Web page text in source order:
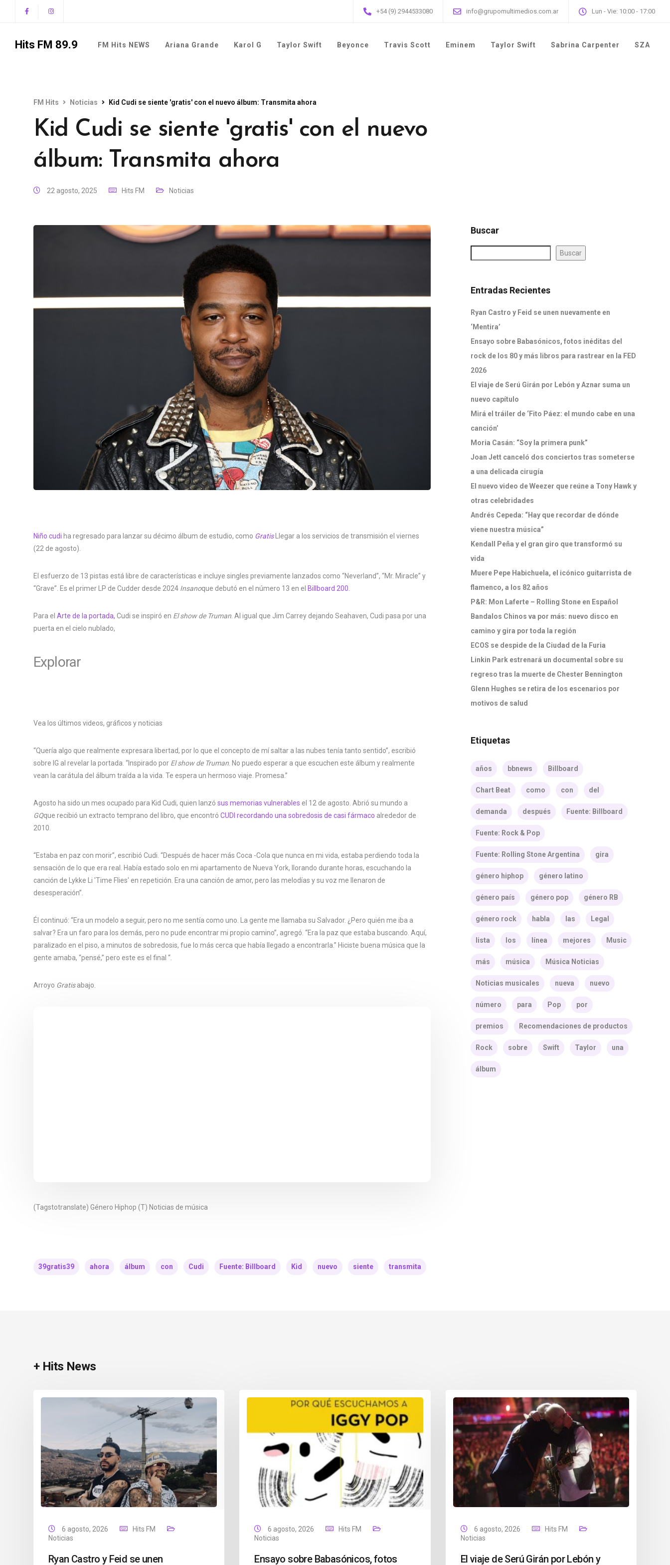
+54 (9) 2944533080 info@grupomultimedios.com.ar Lun - Vie: 10:00 - 17:00
Hits FM 89.9 FM Hits NEWS Ariana Grande Karol G Taylor Swift Beyonce Travis Scott Eminem Taylor Swift Sabrina Carpenter SZA
FM Hits Noticias Kid Cudi se siente 'gratis' con el nuevo álbum: Transmita ahora
Kid Cudi se siente 'gratis' con el nuevo
álbum: Transmita ahora
22 agosto, 2025 Hits FM Noticias
Niño cudi ha regresado para lanzar su décimo álbum de estudio, como GratisLlegar a los servicios de transmisión el viernes
(22 de agosto).
El esfuerzo de 13 pistas está libre de características e incluye singles previamente lanzados como “Neverland”, “Mr. Miracle” y
“Grave”. Es el primer LP de Cudder desde 2024 Insanoque debutó en el número 13 en el Billboard 200.
Para el Arte de la portada, Cudi se inspiró en El show de Truman . Al igual que Jim Carrey dejando Seahaven, Cudi pasa por una
puerta en el cielo nublado,
Explorar
Vea los últimos videos, gráficos y noticias
“Quería algo que realmente expresara libertad, por lo que el concepto de mí saltar a las nubes tenía tanto sentido”, escribió
sobre IG al revelar la portada. “Inspirado por El show de Truman . No puedo esperar a que escuchen este álbum y realmente
vean la carátula del álbum traída a la vida. Te espera un hermoso viaje. Promesa.”
Agosto ha sido un mes ocupado para Kid Cudi, quien lanzó sus memorias vulnerables el 12 de agosto. Abrió su mundo a
GQque recibió un extracto temprano del libro, que encontró CUDI recordando una sobredosis de casi fármaco alrededor de
2010.
“Estaba en paz con morir”, escribió Cudi. “Después de hacer más Coca -Cola que nunca en mi vida, estaba perdiendo toda la
sensación de lo que era real. Había estado solo en mi apartamento de Nueva York, llorando durante horas, escuchando la
canción de Lykke Li 'Time Flies' en repetición. Era una canción de amor, pero las melodías y su voz me llenaron de
desesperación”.
Él continuó: “Era un modelo a seguir, pero no me sentía como uno. La gente me llamaba su Salvador. ¿Pero quién me iba a
salvar? Era un faro para los demás, pero no pude encontrar mi propio camino”, agregó. “Era la paz que estaba buscando. Aquí,
paralizado en el piso, a minutos de sobredosis, fue lo más cerca que había llegado a encontrarla.” Hiciste buena música que la
gente amaba, “pensé,” pero este es el final “.
Arroyo Gratisabajo.
(Tagstotranslate) Género Hiphop (T) Noticias de música
39gratis39 ahora álbum con Cudi Fuente: Billboard Kid nuevo siente transmita
Buscar
Buscar
Entradas Recientes
Ryan Castro y Feid se unen nuevamente en
‘Mentira’
Ensayo sobre Babasónicos, fotos inéditas del
rock de los 80 y más libros para rastrear en la FED
2026
El viaje de Serú Girán por Lebón y Aznar suma un
nuevo capítulo
Mirá el tráiler de ‘Fito Páez: el mundo cabe en una
canción’
Moria Casán: “Soy la primera punk”
Joan Jett canceló dos conciertos tras someterse
a una delicada cirugía
El nuevo video de Weezer que reúne a Tony Hawk y
otras celebridades
Andrés Cepeda: “Hay que recordar de dónde
viene nuestra música”
Kendall Peña y el gran giro que transformó su
vida
Muere Pepe Habichuela, el icónico guitarrista de
flamenco, a los 82 años
P&R: Mon Laferte – Rolling Stone en Español
Bandalos Chinos va por más: nuevo disco en
camino y gira por toda la región
ECOS se despide de la Ciudad de la Furia
Linkin Park estrenará un documental sobre su
regreso tras la muerte de Chester Bennington
Glenn Hughes se retira de los escenarios por
motivos de salud
Etiquetas
años bbnews Billboard
Chart Beat como con del
demanda después Fuente: Billboard
Fuente: Rock & Pop
Fuente: Rolling Stone Argentina gira
género hiphop género latino
género país género pop género RB
género rock habla las Legal
lista los línea mejores Music
más música Música Noticias
Noticias musicales nueva nuevo
número para Pop por
premios Recomendaciones de productos
Rock sobre Swift Taylor una
álbum
+ Hits News
6 agosto, 2026
Hits FM
Noticias
Ryan Castro y Feid se unen
6 agosto, 2026
Hits FM
Noticias
Ensayo sobre Babasónicos, fotos
6 agosto, 2026
Hits FM
Noticias
El viaje de Serú Girán por Lebón y